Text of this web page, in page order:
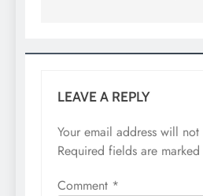
LEAVE A REPLY
Your email address will
Required fields are marked
Comment *